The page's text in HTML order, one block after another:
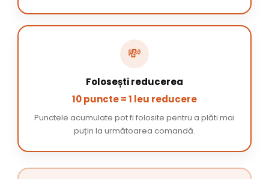
💸
Folosești reducerea
10 puncte = 1 leu reducere
Punctele acumulate pot fi folosite pentru a plăti mai
puțin la următoarea comandă.